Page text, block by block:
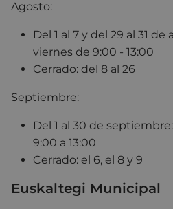
Agosto:
Del 1 al 7 y del 29 al 31
viernes de 9:00 - 13:00
Cerrado: del 8 al 26
Septiembre:
Del 1 al 30 de
9:00 a 13:00
Cerrado: el 6, el 8 y 9
Euskaltegi Municipal